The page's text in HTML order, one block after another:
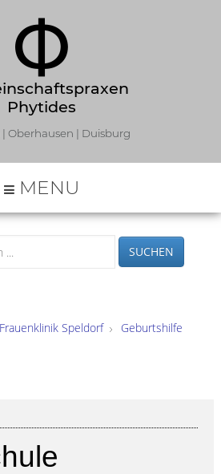
Phytides
Oberhausen | Duisburg
MENU
SUCHEN
Frauenklinik Speldorf
Geburtshilfe